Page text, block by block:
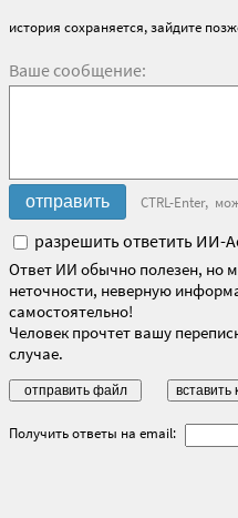
история сохраняется, зайдите
Ваше сообщение:
CTRL-Enter,
разрешить ответить ИИ-
Ответ ИИ обычно полезен, но
неточности, неверную
самостоятельно!
Человек прочтет вашу
случае.
Получить ответы на email: